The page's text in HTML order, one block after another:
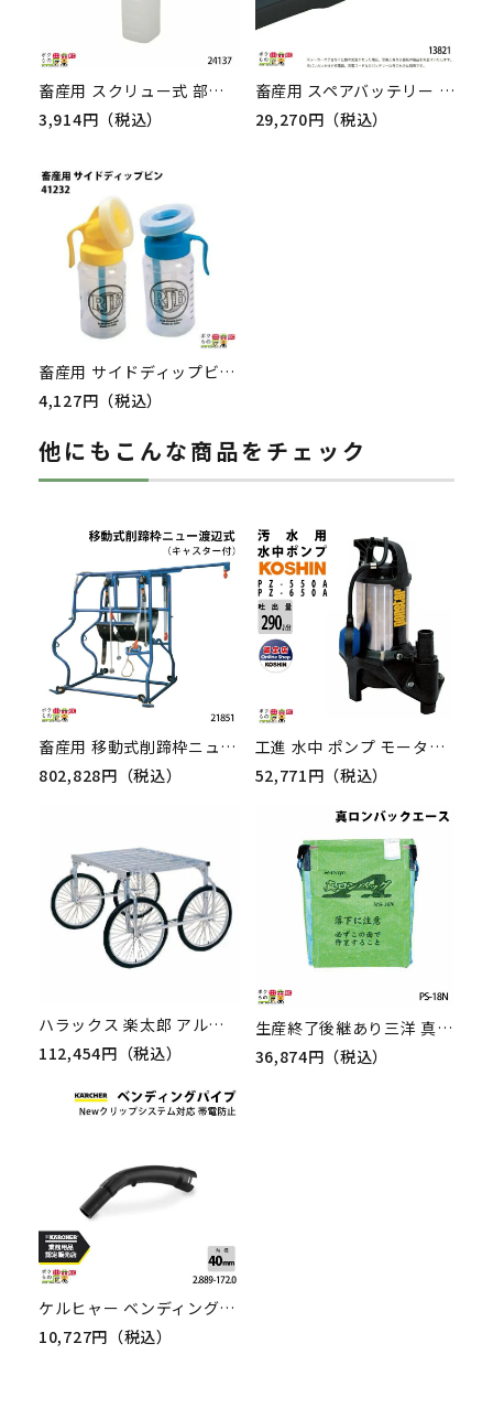
畜産用 スクリュー式 部品 3リットル スクリュー式 哺乳ビン 本体のみ 24137 乳 ミルク 子牛 哺乳 畜産用品 酪農用品
3,914円（税込）
畜産用 スペアバッテリー 13821 電動バリカン ハイニガー エクスプローラ 畜産 酪農 牧畜 産業動物 牛 家畜
29,270円（税込）
畜産用 サイドディップビン 検査用具 41232 畜産 酪農 牧畜 産業動物 牛 豚 養豚 家畜 畜産用品 酪農用品 業務用 農業 農作業
4,127円（税込）
他にもこんな商品をチェック
畜産用 移動式削蹄枠ニュー渡辺式 (キャスター付) 21851 高さ1.6m 幅1.2m 重量140kg 畜産 酪農 牧畜 産業動物 家畜 畜産用品
802,828円（税込）
工進 水中 ポンプ モーター PZ-550A PZ-650A AC100V 100V コーシン 50Hz 60Hz 吐出口径50mm 吐出量305L/分 290L/分 全揚程9m 10m
52,771円（税込）
ハラックス 楽太郎 アルミ製収穫台車 20インチタイヤ RA-100
112,454円（税込）
生産終了後継あり三洋 真ロンバックエース PS-18N 025038 PP 穀物 収穫 フレコン
36,874円（税込）
ケルヒャー ベンディングパイプ 帯電防止 2.889-172.0 クリーナー用 帯電防止 クリーナー アクセサリ KAERCHER
10,727円（税込）